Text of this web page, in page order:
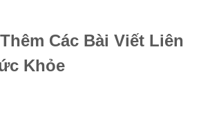
Các Bài Viết Liên
Khỏe